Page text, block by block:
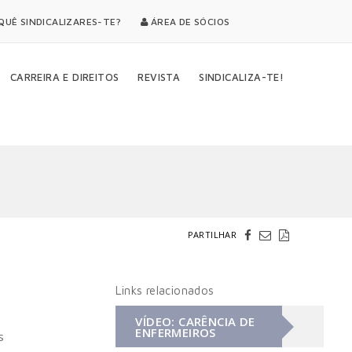
SINDICALIZARES-TE? ÁREA DE SÓCIOS
CARREIRA E DIREITOS REVISTA SINDICALIZA-TE!
PARTILHAR
Links relacionados
VÍDEO: CARÊNCIA DE
ENFERMEIROS